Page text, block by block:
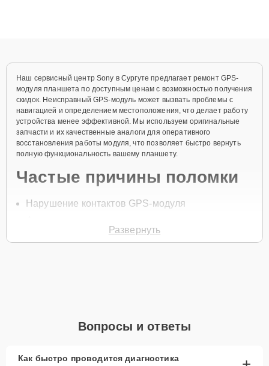
Наш сервисный центр Sony в Сургуте предлагает ремонт GPS-
модуля планшета по доступным ценам с возможностью получения
скидок. Неисправный GPS-модуль может вызвать проблемы с
навигацией и определением местоположения, что делает работу
устройства менее эффективной. Мы используем оригинальные
запчасти и их качественные аналоги для оперативного
восстановления работы модуля, что позволяет быстро вернуть
полную функциональность вашему планшету.
Частые причины поломки
Нарушение контактов GPS-модуля
Сбой в программном обеспечении
записи на диагностику и ремонт.
Развернуть
Вопросы и ответы
Как быстро проводится диагностика